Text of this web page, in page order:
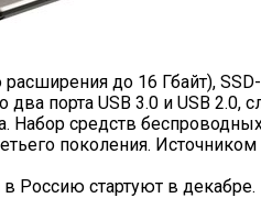
до 16 Гбайт),
порта USB 3.0 и USB 2.0,
средств
поколения.
Россию стартуют в декабре.